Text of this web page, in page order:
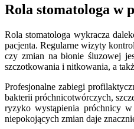
Rola stomatologa w
Rola stomatologa wykracza
pacjenta. Regularne wizyty
czy zmian na błonie śluzowej
szczotkowania i nitkowania, a
Profesjonalne zabiegi
bakterii próchnicotwórczych,
ryzyko wystąpienia próchnicy
niepokojących zmian daje